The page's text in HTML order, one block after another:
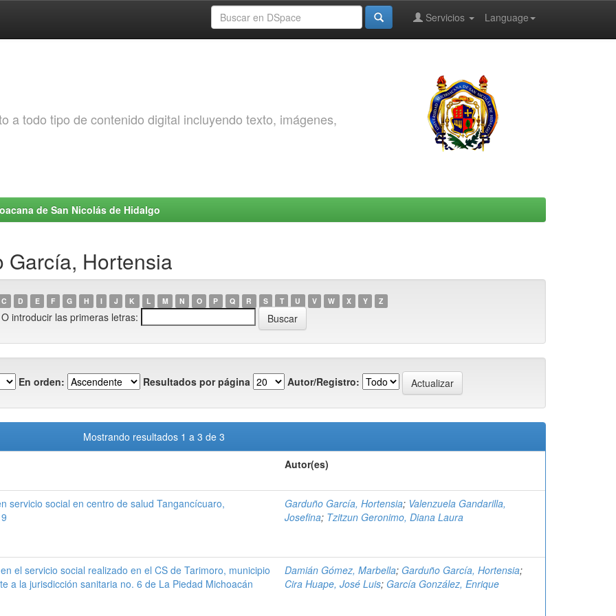
Language
Servicios
a todo tipo de contenido digital incluyendo texto, imágenes,
de San Nicolás de Hidalgo
García, Hortensia
C D E F G H I J K L M N O P Q R S T U V W X Y Z
O introducir las primeras letras:
En orden: Resultados por página Autor/Registro:
Mostrando resultados 1 a 3 de 3
Autor(es)
servicio social en centro de salud Tangancícuaro,
Garduño García, Hortensia; Valenzuela Gandarilla,
Josefina; Tzitzun Geronimo, Diana Laura
el servicio social realizado en el CS de Tarimoro, municipio
a la jurisdicción sanitaria no. 6 de La Piedad Michoacán
Damián Gómez, Marbella; Garduño García, Hortensia;
Cira Huape, José Luis; García González, Enrique